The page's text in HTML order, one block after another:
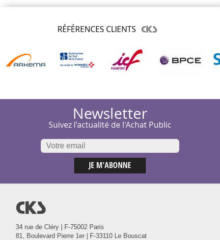
RÉFÉRENCES CLIENTS
Newsletter
Suivez l'actualité de l'Achat Public
@
34 rue de Cléry | F-75002 Paris
81, Boulevard Pierre 1er | F-33110 Le Bouscat